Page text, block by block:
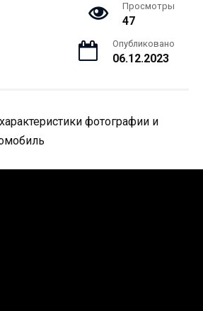
Просмотры
47
Опубликовано
06.12.2023